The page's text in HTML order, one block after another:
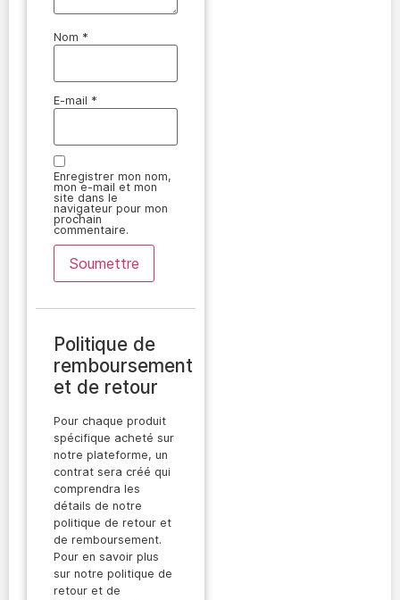
Nom *
E-mail *
Enregistrer mon nom,
mon e-mail et mon
site dans le
navigateur pour mon
prochain
commentaire.
Politique de
remboursement
et de retour
Pour chaque produit
spécifique acheté sur
notre plateforme, un
contrat sera créé qui
comprendra les
détails de notre
politique de retour et
de remboursement.
Pour en savoir plus
sur notre politique de
retour et de